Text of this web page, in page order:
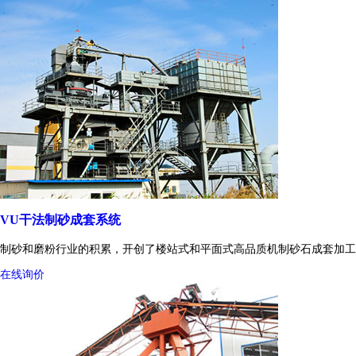
VU干法制砂成套系统
制砂和磨粉行业的积累，开创了楼站式和平面式高品质机制砂石成套加
在线询价